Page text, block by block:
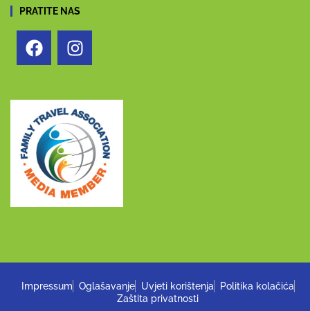
PRATITE NAS
Impressum Oglašavanje Uvjeti korištenja
Politika kolačića
Zaštita privatnosti